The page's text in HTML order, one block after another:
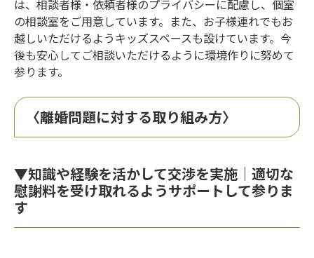
は、相談者様・依頼者様のプライバシーに配慮し、個室
の相談室をご用意しています。また、お子様連れでもお
越しいただけるようキッズスペースも設けています。今
後も安心してご相談いただけるように環境作りに努めて
参ります。
〈離婚問題に対する取り組み方〉
▼知識や経験を活かして交渉を実施｜適切な
慰謝料を受け取れるようサポートして参りま
す